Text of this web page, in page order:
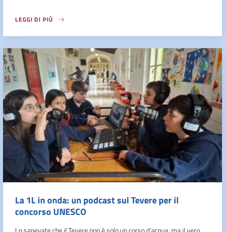
LEGGI DI PIÙ
La 1L in onda: un podcast sul Tevere per il
concorso UNESCO